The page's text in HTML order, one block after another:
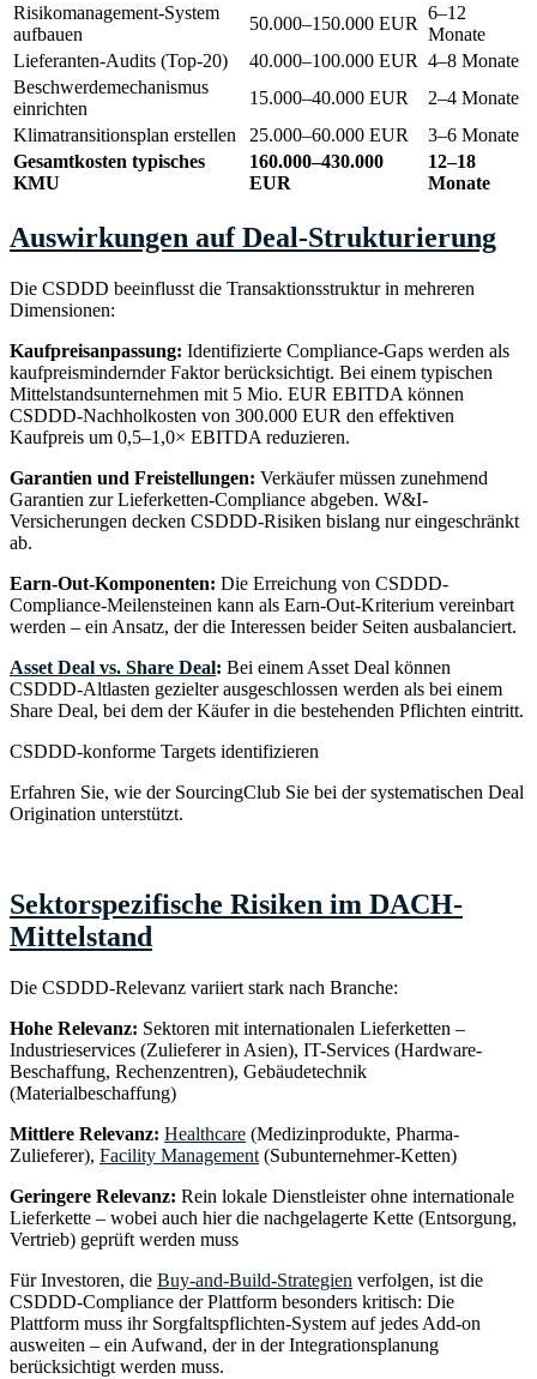
Risikomanagement-System
aufbauen
50.000–150.000 EUR
6–12
Monate
Lieferanten-Audits (Top-20)
40.000–100.000 EUR 4–8 Monate
Beschwerdemechanismus
einrichten
15.000–40.000 EUR
2–4 Monate
Klimatransitionsplan erstellen
25.000–60.000 EUR
3–6 Monate
Gesamtkosten typisches
KMU
160.000–430.000
EUR
12–18
Monate
Auswirkungen auf Deal-Strukturierung
Die CSDDD beeinflusst die Transaktionsstruktur in mehreren
Dimensionen:
Kaufpreisanpassung: Identifizierte Compliance-Gaps werden als
kaufpreismindernder Faktor berücksichtigt. Bei einem typischen
Mittelstandsunternehmen mit 5 Mio. EUR EBITDA können
CSDDD-Nachholkosten von 300.000 EUR den effektiven
Kaufpreis um 0,5–1,0× EBITDA reduzieren.
Garantien und Freistellungen: Verkäufer müssen zunehmend
Garantien zur Lieferketten-Compliance abgeben. W&I-
Versicherungen decken CSDDD-Risiken bislang nur eingeschränkt
ab.
Earn-Out-Komponenten: Die Erreichung von CSDDD-
Compliance-Meilensteinen kann als Earn-Out-Kriterium vereinbart
werden – ein Ansatz, der die Interessen beider Seiten ausbalanciert.
Asset Deal vs. Share Deal: Bei einem Asset Deal können
CSDDD-Altlasten gezielter ausgeschlossen werden als bei einem
Share Deal, bei dem der Käufer in die bestehenden Pflichten eintritt.
CSDDD-konforme Targets identifizieren
Erfahren Sie, wie der SourcingClub Sie bei der systematischen Deal
Origination unterstützt.
Sektorspezifische Risiken im DACH-
Mittelstand
Die CSDDD-Relevanz variiert stark nach Branche:
Hohe Relevanz: Sektoren mit internationalen Lieferketten –
Industrieservices (Zulieferer in Asien), IT-Services (Hardware-
Beschaffung, Rechenzentren), Gebäudetechnik
(Materialbeschaffung)
Mittlere Relevanz: Healthcare (Medizinprodukte, Pharma-
Zulieferer), Facility Management (Subunternehmer-Ketten)
Geringere Relevanz: Rein lokale Dienstleister ohne internationale
Lieferkette – wobei auch hier die nachgelagerte Kette (Entsorgung,
Vertrieb) geprüft werden muss
Für Investoren, die Buy-and-Build-Strategien verfolgen, ist die
CSDDD-Compliance der Plattform besonders kritisch: Die
Plattform muss ihr Sorgfaltspflichten-System auf jedes Add-on
ausweiten – ein Aufwand, der in der Integrationsplanung
berücksichtigt werden muss.